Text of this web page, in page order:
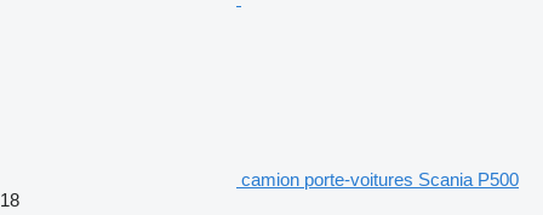
camion porte-voitures Scania P500
18